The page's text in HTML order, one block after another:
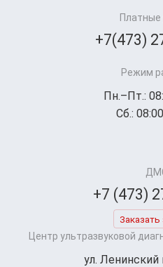
Платные
+7(473)
Режим
Пн.–Пт.:
Сб.:
+7 (473)
Центр ультразвуковой
ул. Ленинский